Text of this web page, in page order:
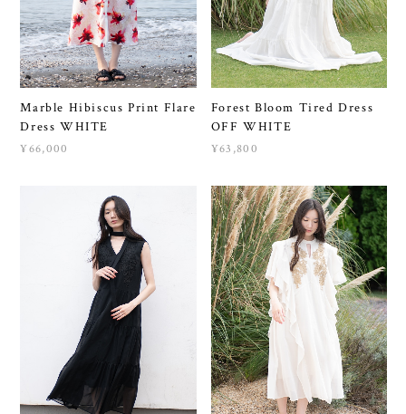
Marble Hibiscus Print Flare
Dress WHITE
¥66,000
Forest Bloom Tired Dress
OFF WHITE
¥63,800